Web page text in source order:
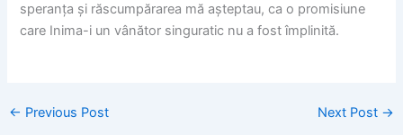
speranța și răscumpărarea mă așteptau, ca o promisiune
care Inima-i un vânător singuratic nu a fost împlinită.
← Previous Post Next Post →